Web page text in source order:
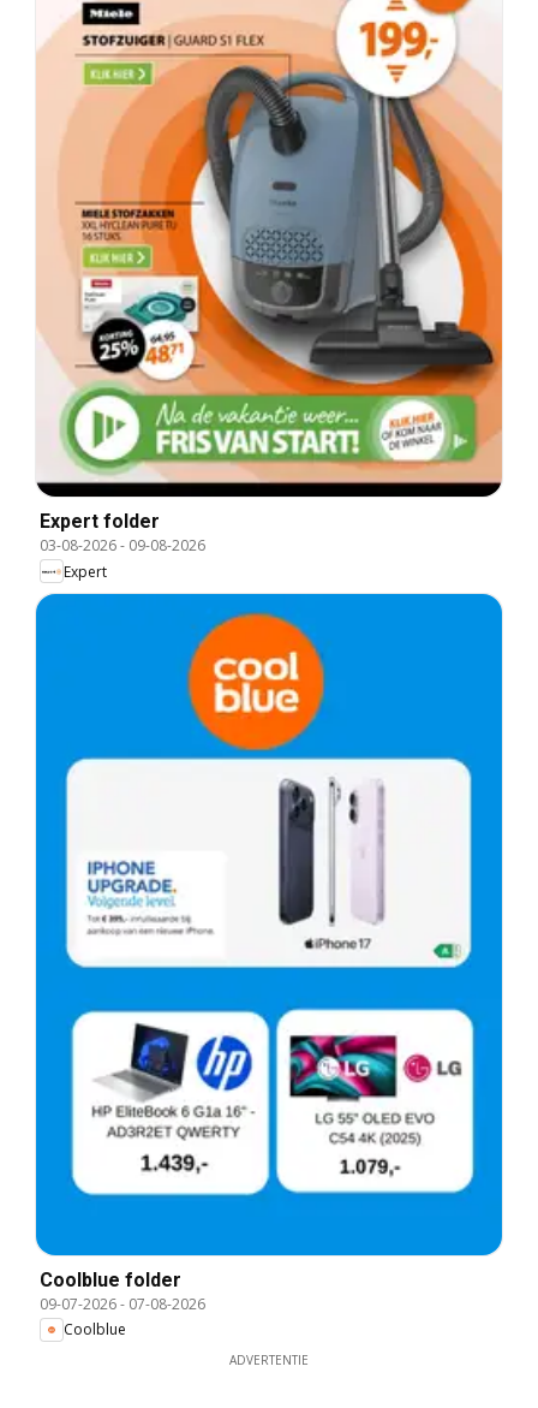
Expert folder
03-08-2026- 09-08-2026
Expert
Coolblue folder
09-07-2026- 07-08-2026
Coolblue
ADVERTENTIE